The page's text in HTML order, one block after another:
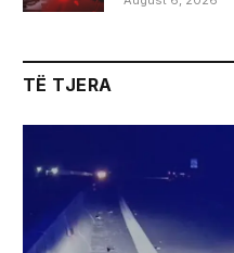
TË TJERA